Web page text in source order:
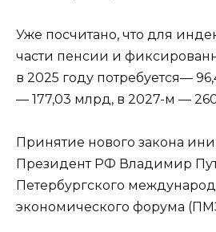
Уже посчитано, что для
части пенсии и
в 2025 году потребуется—
— 177,03 млрд, в 2027-м —
Принятие нового закона
Президент РФ Владимир
Петербургского
экономического форума